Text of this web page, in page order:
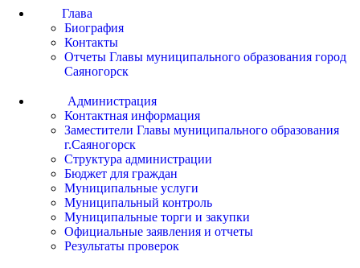
Глава
Биография
Контакты
Отчеты Главы муниципального образования город
Саяногорск
Администрация
Контактная информация
Заместители Главы муниципального образования
г.Саяногорск
Структура администрации
Бюджет для граждан
Муниципальные услуги
Муниципальный контроль
Муниципальные торги и закупки
Официальные заявления и отчеты
Результаты проверок